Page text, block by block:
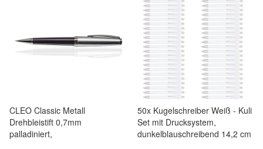
CLEO Classic Metall
Drehbleistift 0,7mm
palladiniert,
50x Kugelschreiber Weiß - Kuli
Set mit Drucksystem,
dunkelblauschreibend 14,2 cm